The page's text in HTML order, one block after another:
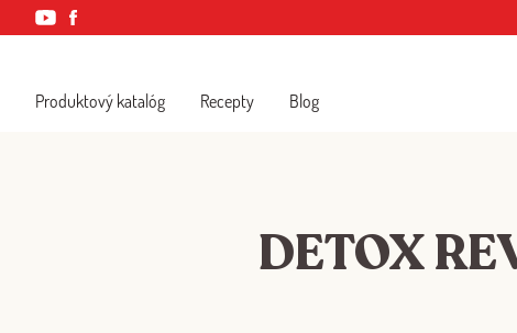
Produktový katalóg Recepty Blog
DETOX